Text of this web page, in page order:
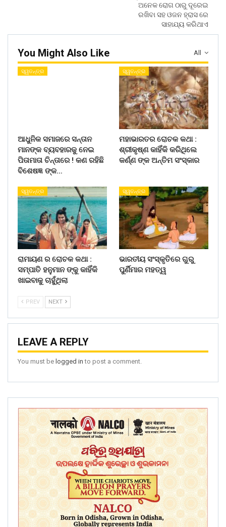
ଅନେକ ରୋଗ ଠାରୁ ଦୂରେଇ
ରଖିବା ସହ ଓଜନ ହ୍ରାସ ରେ
ସାହାଯ୍ୟ କରିଥାଏ
All
You Might Also Like
ସ୍ୱତନ୍ତ୍ର
ଆଧୁନିକ ସମାଜରେ ସନ୍ତାନ
ମାନଙ୍କ ବ୍ୟବହାରକୁ ନେଇ
ପିତାମାତା ଚିନ୍ତାରେ ! କଣ ରହିଛି
ବିଶେଷଜ୍ଞ ଙ୍କ…
ସ୍ୱତନ୍ତ୍ର
ମହାଭାରତର ରୋଚକ କଥା :
ଶ୍ରୀକୃଷ୍ଣ କାହିଁକି କରିଥିଲେ
କର୍ଣ୍ଣ ଙ୍କ ଅନ୍ତିମ ସଂସ୍କାର
ସ୍ୱତନ୍ତ୍ର
ରାମାୟଣ ର ରୋଚକ କଥା :
ସମ୍ପାତି ହନୁମାନ ଙ୍କୁ କାହିଁକି
ଖାଇବାକୁ ଚାହୁଁଥିଲା
ସ୍ୱତନ୍ତ୍ର
ଭାରତୀୟ ସଂସ୍କୃତିରେ ଗୁରୁ
ପୁର୍ଣିମାର ମହତ୍ୱ
PREV NEXT
LEAVE A REPLY
You must be logged in to post a comment.